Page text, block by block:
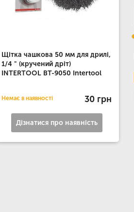
Щітка чашкова 50 мм для дрилі,
1/4 " (кручений дріт)
INTERTOOL BT-9050 Intertool
Немає в наявності 30 грн
Дізнатися про наявність